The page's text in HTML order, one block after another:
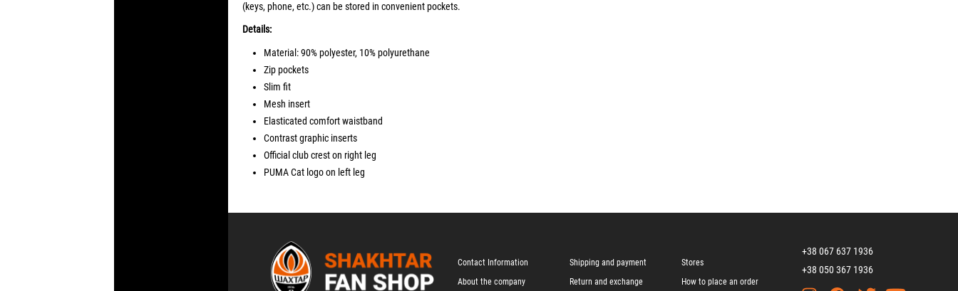
(keys, phone, etc.) can be stored in convenient pockets.
Details:
Material: 90% polyester, 10% polyurethane
Zip pockets
Slim fit
Mesh insert
Elasticated comfort waistband
Contrast graphic inserts
Official club crest on right leg
PUMA Cat logo on left leg
Contact Information
About the company
Shipping and payment
Return and exchange
Stores
How to place an order
+38 067 637 1936
+38 050 367 1936